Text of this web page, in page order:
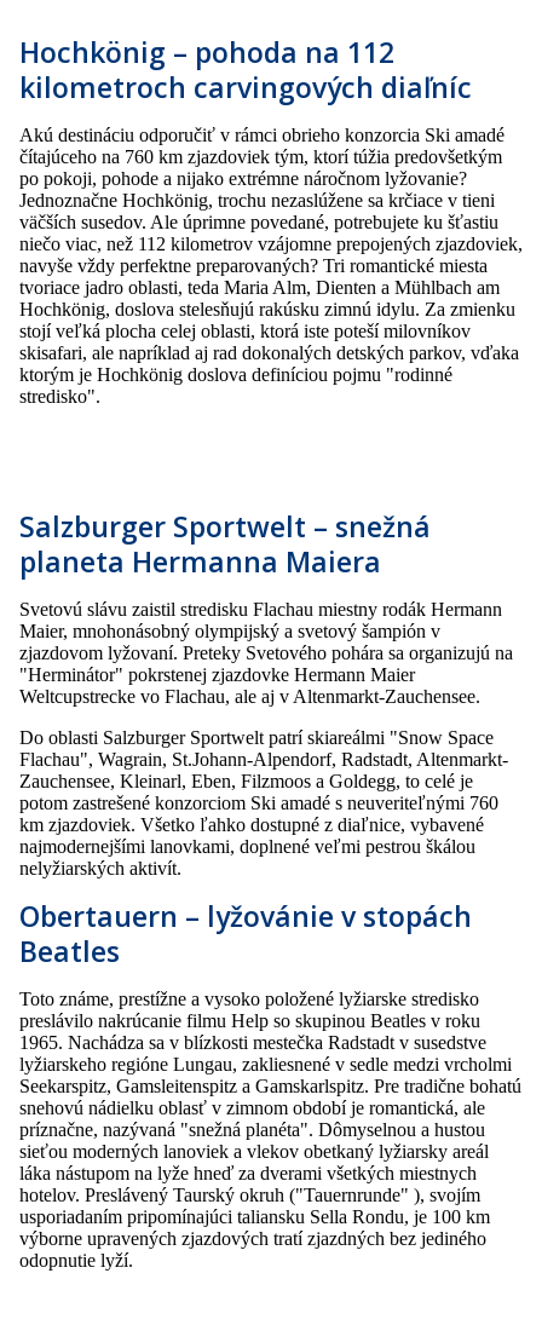
Hochkönig – pohoda na 112
kilometroch carvingových diaľníc
Akú destináciu odporučiť v rámci obrieho konzorcia Ski amadé
čítajúceho na 760 km zjazdoviek tým, ktorí túžia predovšetkým
po pokoji, pohode a nijako extrémne náročnom lyžovanie?
Jednoznačne Hochkönig, trochu nezaslúžene sa krčiace v tieni
väčších susedov. Ale úprimne povedané, potrebujete ku šťastiu
niečo viac, než 112 kilometrov vzájomne prepojených zjazdoviek,
navyše vždy perfektne preparovaných? Tri romantické miesta
tvoriace jadro oblasti, teda Maria Alm, Dienten a Mühlbach am
Hochkönig, doslova stelesňujú rakúsku zimnú idylu. Za zmienku
stojí veľká plocha celej oblasti, ktorá iste poteší milovníkov
skisafari, ale napríklad aj rad dokonalých detských parkov, vďaka
ktorým je Hochkönig doslova definíciou pojmu "rodinné
stredisko".
Salzburger Sportwelt – snežná
planeta Hermanna Maiera
Svetovú slávu zaistil stredisku Flachau miestny rodák Hermann
Maier, mnohonásobný olympijský a svetový šampión v
zjazdovom lyžovaní. Preteky Svetového pohára sa organizujú na
"Herminátor" pokrstenej zjazdovke Hermann Maier
Weltcupstrecke vo Flachau, ale aj v Altenmarkt-Zauchensee.
Do oblasti Salzburger Sportwelt patrí skiareálmi "Snow Space
Flachau", Wagrain, St.Johann-Alpendorf, Radstadt, Altenmarkt-
Zauchensee, Kleinarl, Eben, Filzmoos a Goldegg, to celé je
potom zastrešené konzorciom Ski amadé s neuveriteľnými 760
km zjazdoviek. Všetko ľahko dostupné z diaľnice, vybavené
najmodernejšími lanovkami, doplnené veľmi pestrou škálou
nelyžiarských aktivít.
Obertauern – lyžovánie v stopách
Beatles
Toto známe, prestížne a vysoko položené lyžiarske stredisko
preslávilo nakrúcanie filmu Help so skupinou Beatles v roku
1965. Nachádza sa v blízkosti mestečka Radstadt v susedstve
lyžiarskeho regióne Lungau, zakliesnené v sedle medzi vrcholmi
Seekarspitz, Gamsleitenspitz a Gamskarlspitz. Pre tradične bohatú
snehovú nádielku oblasť v zimnom období je romantická, ale
príznačne, nazývaná "snežná planéta". Dômyselnou a hustou
sieťou moderných lanoviek a vlekov obetkaný lyžiarsky areál
láka nástupom na lyže hneď za dverami všetkých miestnych
hotelov. Preslávený Taurský okruh ("Tauernrunde" ), svojím
usporiadaním pripomínajúci taliansku Sella Rondu, je 100 km
výborne upravených zjazdových tratí zjazdných bez jediného
odopnutie lyží.